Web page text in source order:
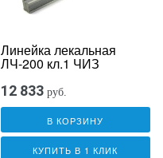
Линейка лекальная
ЛЧ-200 кл.1 ЧИЗ
12 833 руб.
В КОРЗИНУ
КУПИТЬ В 1 КЛИК